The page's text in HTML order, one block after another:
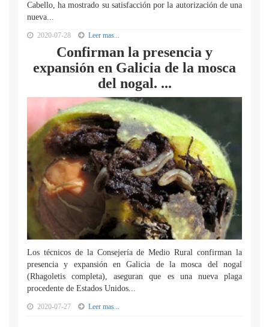
Cabello, ha mostrado su satisfacción por la autorización de una
nueva...
2020-07-28 Leer mas...
Confirman la presencia y
expansión en Galicia de la mosca
del nogal. ...
Los técnicos de la Consejería de Medio Rural confirman la
presencia y expansión en Galicia de la mosca del nogal
(Rhagoletis completa), aseguran que es una nueva plaga
procedente de Estados Unidos...
2020-07-27 Leer mas...